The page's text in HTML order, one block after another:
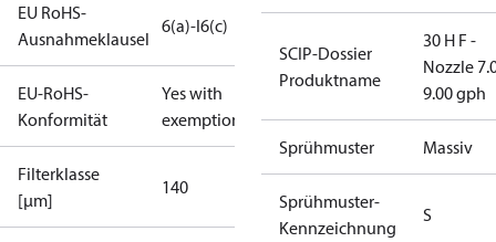
EU RoHS-
Ausnahmeklausel
6(a)-I6(c)
EU-RoHS-
Konformität
Yes with
exemptions
Filterklasse
[µm]
140
SCIP-Dossier
Produktname
30 H F -
Nozzle
9.00 gph
Sprühmuster Massiv
Sprühmuster-
Kennzeichnung
S